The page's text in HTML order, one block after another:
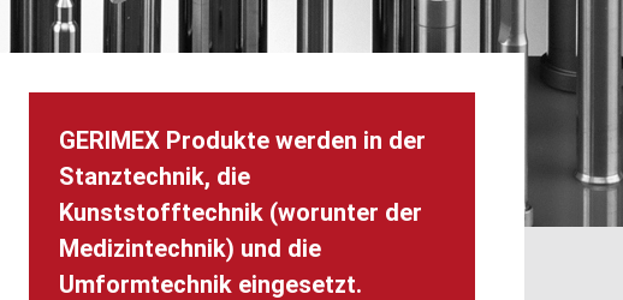
GERIMEX Produkte werden in der
Stanztechnik, die
Kunststofftechnik (worunter der
Medizintechnik) und die
Umformtechnik eingesetzt.